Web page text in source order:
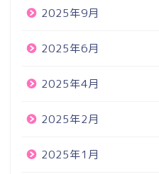
2025年9月
2025年6月
2025年4月
2025年2月
2025年1月